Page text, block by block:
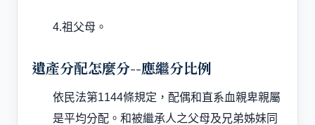
4.祖父母。
遺產分配怎麼分--應繼分比例
依民法第1144條規定，配偶和直系血親卑親屬
是平均分配。和被繼承人之父母及兄弟姊妹同